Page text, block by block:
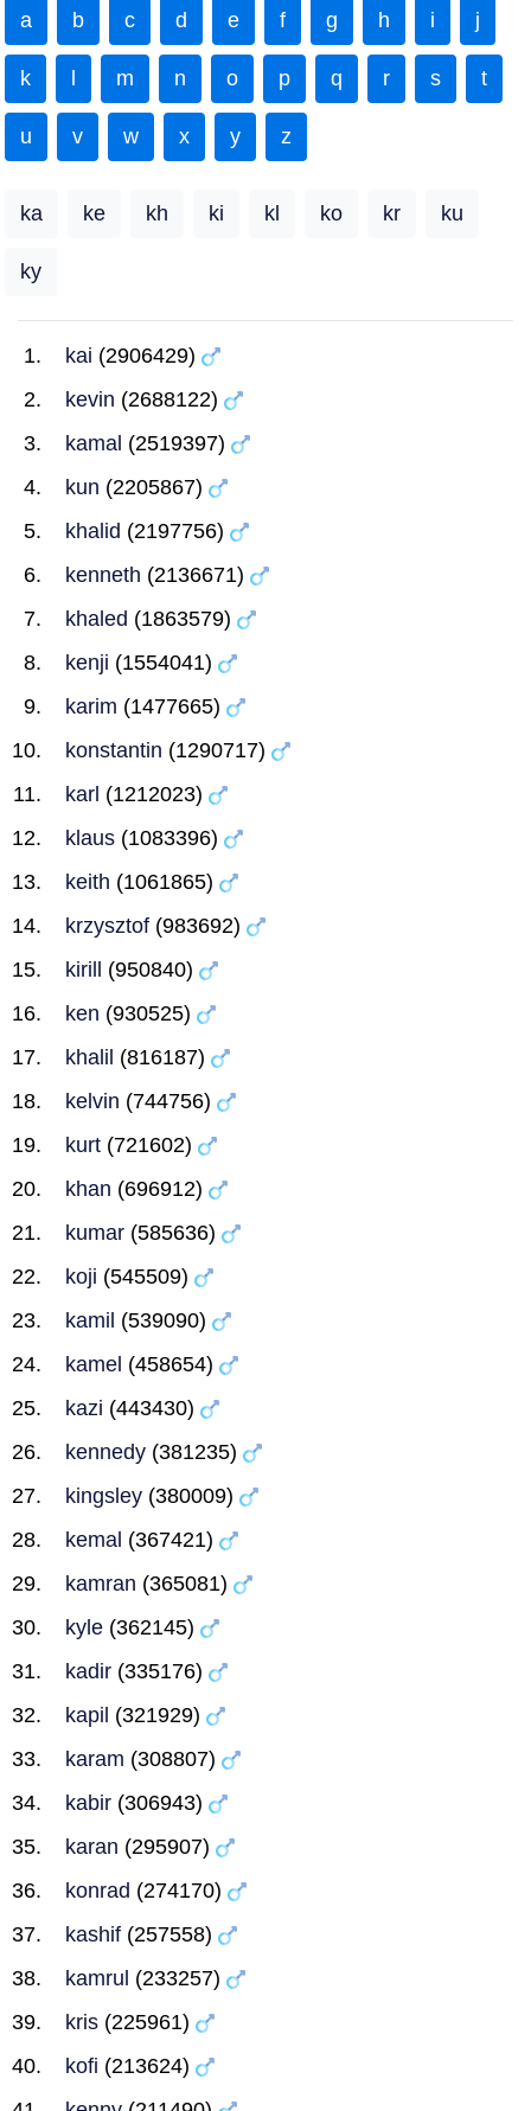
a b c d e f g h i j
k m n o p q r s t
u v w x y z
ka ke kh ki kl ko kr ku
ky
kai (2906429)
kevin (2688122)
kamal (2519397)
kun (2205867)
khalid (2197756)
kenneth (2136671)
khaled (1863579)
kenji (1554041)
karim (1477665)
konstantin (1290717)
karl (1212023)
klaus (1083396)
keith (1061865)
krzysztof (983692)
kirill
(950840)
ken (930525)
khalil (816187)
kelvin (744756)
kurt (721602)
khan (696912)
kumar (585636)
koji (545509)
kamil (539090)
kamel (458654)
kazi (443430)
kennedy (381235)
kingsley (380009)
kemal (367421)
kamran (365081)
kyle (362145)
kadir (335176)
kapil (321929)
karam (308807)
kabir (306943)
karan (295907)
konrad (274170)
kashif (257558)
kamrul (233257)
kris (225961)
kofi (213624)